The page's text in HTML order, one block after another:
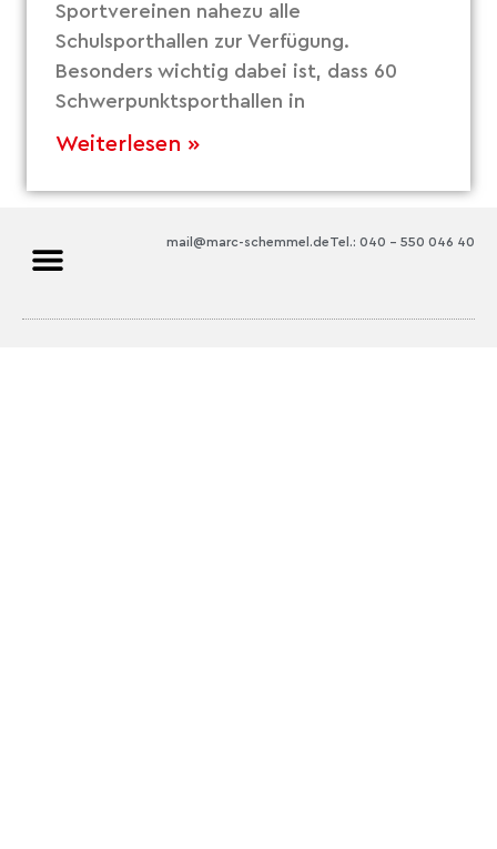
Sportvereinen nahezu alle
Schulsporthallen zur Verfügung.
Besonders wichtig dabei ist, dass 60
Schwerpunktsporthallen in
Weiterlesen »
Tel.: 040 – 550 046 40
mail@marc-schemmel.de